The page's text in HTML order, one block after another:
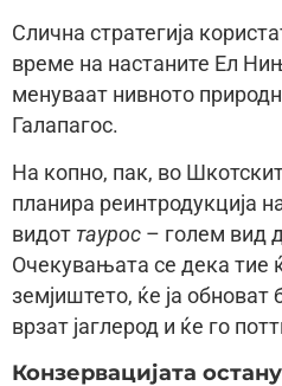
Слична стратегија
време на настаните Ел
менуваат нивното
Галапагос.
На копно, пак, во
планира реинтродукција
видот таурос – голем вид
Очекувањата се дека тие
земјиштето, ќе ја обноват
врзат јаглерод и ќе го
Конзервацијата